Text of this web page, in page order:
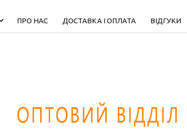
ПРО НАС ДОСТАВКА І ОПЛАТА ВІДГУКИ